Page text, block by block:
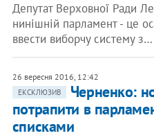
Депутат Верховної Ради
нинішній парламент - це
ввести виборчу систему з…
26 вересня 2016, 12:42
ЕКСКЛЮЗИВ
Черненко:
потрапити в
списками